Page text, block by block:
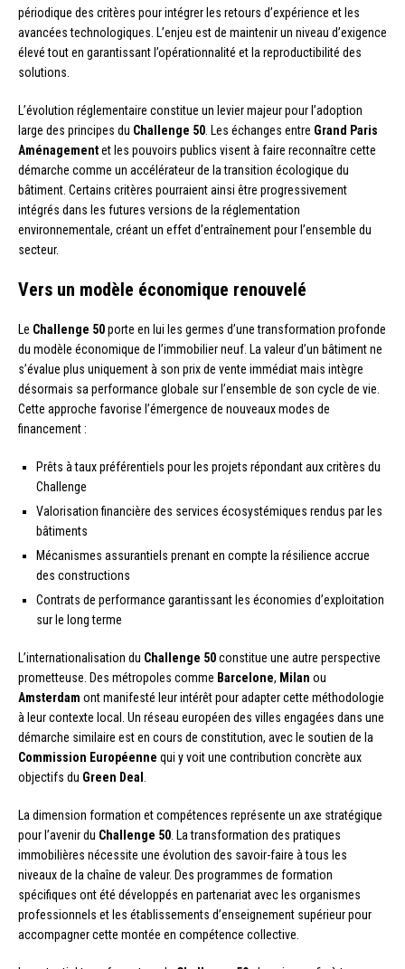
périodique des critères pour intégrer les retours d’expérience et les
avancées technologiques. L’enjeu est de maintenir un niveau d’exigence
élevé tout en garantissant l’opérationnalité et la reproductibilité des
solutions.
L’évolution réglementaire constitue un levier majeur pour l’adoption
large des principes du Challenge 50 . Les échanges entre Grand Paris
Aménagementet les pouvoirs publics visent à faire reconnaître cette
démarche comme un accélérateur de la transition écologique du
bâtiment. Certains critères pourraient ainsi être progressivement
intégrés dans les futures versions de la réglementation
environnementale, créant un effet d’entraînement pour l’ensemble du
secteur.
Vers un modèle économique renouvelé
Le Challenge 50porte en lui les germes d’une transformation profonde
du modèle économique de l’immobilier neuf. La valeur d’un bâtiment ne
s’évalue plus uniquement à son prix de vente immédiat mais intègre
désormais sa performance globale sur l’ensemble de son cycle de vie.
Cette approche favorise l’émergence de nouveaux modes de
financement :
Prêts à taux préférentiels pour les projets répondant aux critères du
Challenge
Valorisation financière des services écosystémiques rendus par les
bâtiments
Mécanismes assurantiels prenant en compte la résilience accrue
des constructions
Contrats de performance garantissant les économies d’exploitation
sur le long terme
L’internationalisation du Challenge 50constitue une autre perspective
prometteuse. Des métropoles comme Barcelone, Milan ou
Amsterdam ont manifesté leur intérêt pour adapter cette méthodologie
à leur contexte local. Un réseau européen des villes engagées dans une
démarche similaire est en cours de constitution, avec le soutien de la
Commission Européenne qui y voit une contribution concrète aux
objectifs du Green Deal
La dimension formation et compétences représente un axe stratégique
pour l’avenir du Challenge 50 . La transformation des pratiques
immobilières nécessite une évolution des savoir-faire à tous les
niveaux de la chaîne de valeur. Des programmes de formation
spécifiques ont été développés en partenariat avec les organismes
professionnels et les établissements d’enseignement supérieur pour
accompagner cette montée en compétence collective.